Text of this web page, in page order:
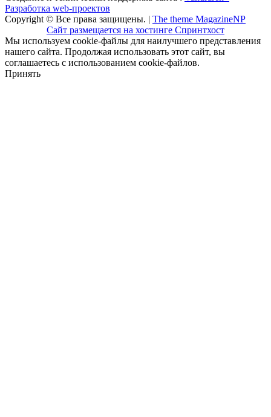
Разработка web-проектов
Copyright © Все права защищены. | The theme MagazineNP
Сайт размещается на хостинге Спринтхост
Мы используем cookie-файлы для наилучшего представления
нашего сайта. Продолжая использовать этот сайт, вы
соглашаетесь с использованием cookie-файлов.
Принять